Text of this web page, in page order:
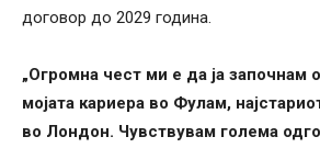
договор до 2029 година.
„Огромна чест ми е да ја започнам
мојата кариера во Фулам,
во Лондон. Чувствувам голема